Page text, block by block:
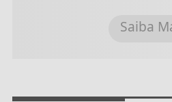
Saiba